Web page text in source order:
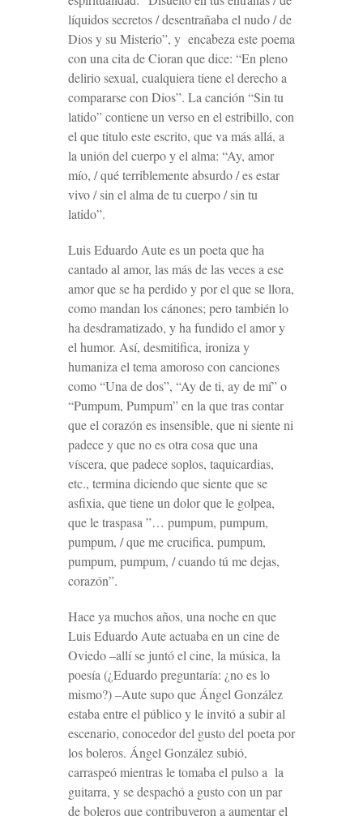
líquidos secretos / desentrañaba el nudo / de
Dios y su Misterio”, y encabeza este poema
con una cita de Cioran que dice: “En pleno
delirio sexual, cualquiera tiene el derecho a
compararse con Dios”. La canción “Sin tu
latido” contiene un verso en el estribillo, con
el que titulo este escrito, que va más allá, a
la unión del cuerpo y el alma: “Ay, amor
mío, / qué terriblemente absurdo / es estar
vivo / sin el alma de tu cuerpo / sin tu
latido”.
Luis Eduardo Aute es un poeta que ha
cantado al amor, las más de las veces a ese
amor que se ha perdido y por el que se llora,
como mandan los cánones; pero también lo
ha desdramatizado, y ha fundido el amor y
el humor. Así, desmitifica, ironiza y
humaniza el tema amoroso con canciones
como“Una de dos”, “Ay de ti, ay de mí” o
“Pumpum, Pumpum” en la que tras contar
que el corazón es insensible, que ni siente ni
padece y que no es otra cosa que una
víscera, que padece soplos, taquicardias,
etc., termina diciendo que siente que se
asfixia, que tiene un dolor que le golpea,
que le traspasa ”… pumpum, pumpum,
pumpum, / que me crucifica, pumpum,
pumpum, pumpum, / cuando tú me dejas,
corazón”.
Hace ya muchos años, una noche en que
Luis Eduardo Aute actuaba en un cine de
Oviedo –allí se juntó el cine, la música, la
poesía (¿Eduardo preguntaría: ¿no es lo
mismo?) –Aute supo que Ángel González
estaba entre el público y le invitó a subir al
escenario, conocedor del gusto del poeta por
los boleros. Ángel González subió,
carraspeó mientras le tomaba el pulso a la
guitarra, y se despachó a gusto con un par
de boleros que contribuyeron a aumentar el